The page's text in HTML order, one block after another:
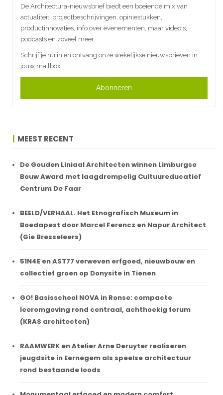
De Architectura-nieuwsbrief biedt een boeiende mix van
actualiteit, projectbeschrijvingen, opiniestukken,
productinnovaties, info over evenementen, maar video's,
podcasts en zoveel meer.
Schrijf je nu in en ontvang onze wekelijkse nieuwsbrieven in
jouw mailbox.
Abonneren
MEEST RECENT
De Gouden Liniaal Architecten winnen Limburgse
Bouw Award met laagdrempelig Cultuureducatief
Centrum De Faar
BEELD/VERHAAL. Het Etnografisch Museum in
Boedapest door Marcel Ferencz en Napur Architect
(Gie Bresseleers)
51N4E en AST77 verweven erfgoed, nieuwbouw en
collectief groen op Donysite in Tienen
GO! Basisschool NOVA in Ronse: compacte
leeromgeving rond centraal, achthoekig forum
(KRAS architecten)
RAAMWERK en Atelier Arne Deruyter realiseren
jeugdsite in Eernegem als speelse architectuur
rond bestaande loods